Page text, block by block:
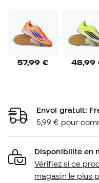
57,99 € 48,99
Envoi gratuit:
5,99 € pour
Disponibilité en
Vérifiez si ce
magasin le plus